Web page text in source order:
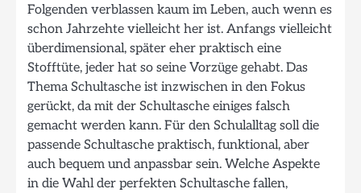
Folgenden verblassen kaum im Leben, auch wenn es
schon Jahrzehte vielleicht her ist. Anfangs vielleicht
überdimensional, später eher praktisch eine
Stofftüte, jeder hat so seine Vorzüge gehabt. Das
Thema Schultasche ist inzwischen in den Fokus
gerückt, da mit der Schultasche einiges falsch
gemacht werden kann. Für den Schulalltag soll die
passende Schultasche praktisch, funktional, aber
auch bequem und anpassbar sein. Welche Aspekte
in die Wahl der perfekten Schultasche fallen,